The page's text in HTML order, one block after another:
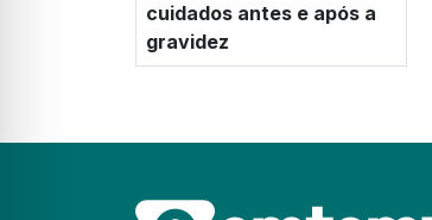
cuidados antes e após a
gravidez